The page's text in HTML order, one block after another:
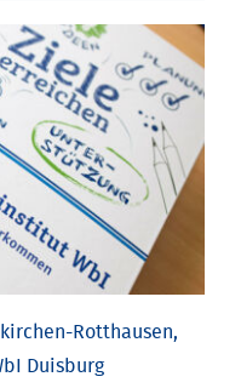
Rotthausen,
Duisburg